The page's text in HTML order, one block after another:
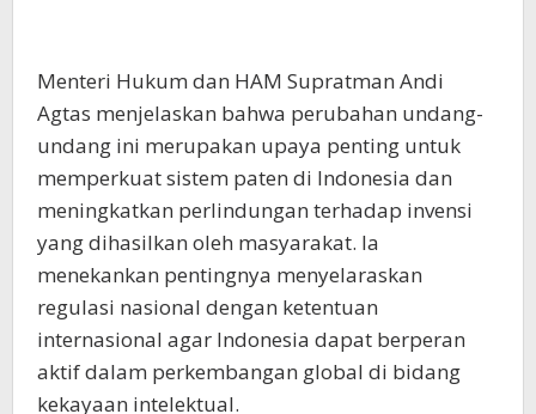
Menteri Hukum dan HAM Supratman Andi
Agtas menjelaskan bahwa perubahan undang-
undang ini merupakan upaya penting untuk
memperkuat sistem paten di Indonesia dan
meningkatkan perlindungan terhadap invensi
yang dihasilkan oleh masyarakat. Ia
menekankan pentingnya menyelaraskan
regulasi nasional dengan ketentuan
internasional agar Indonesia dapat berperan
aktif dalam perkembangan global di bidang
kekayaan intelektual.